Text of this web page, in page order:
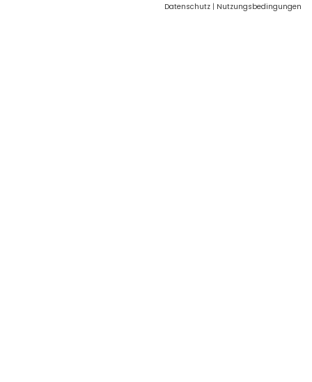
Datenschutz | Nutzungsbedingungen